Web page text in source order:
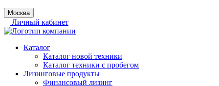
Москва
Личный кабинет
Каталог
Каталог новой техники
Каталог техники с пробегом
Лизинговые продукты
Финансовый лизинг